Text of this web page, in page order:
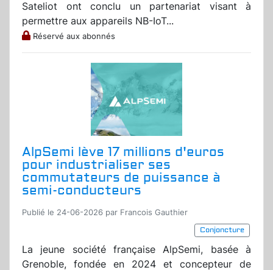
Sateliot ont conclu un partenariat visant à
permettre aux appareils NB-IoT...
Réservé aux abonnés
AlpSemi lève 17 millions d'euros
pour industrialiser ses
commutateurs de puissance à
semi-conducteurs
Publié le 24-06-2026 par Francois Gauthier
Conjoncture
La jeune société française AlpSemi, basée à
Grenoble, fondée en 2024 et concepteur de